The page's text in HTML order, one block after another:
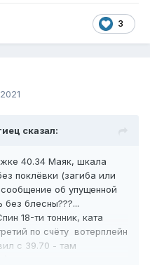
3
сказал:
40.34 Маяк, шкала
поклёвки (загиба или
об упущенной
блесны???...
18-ти тонник, ката
по счёту вотерплейн
с 39.70 - там